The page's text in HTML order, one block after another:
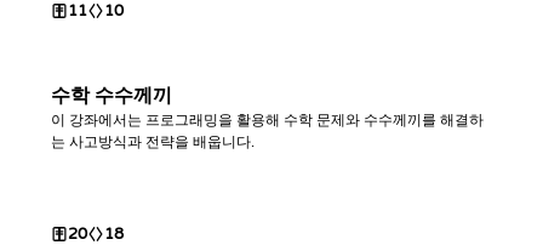
11 10
수학 수수께끼
이 강좌에서는 프로그래밍을 활용해 수학 문제와 수수께끼를 해결하
는 사고방식과 전략을 배웁니다.
20 18